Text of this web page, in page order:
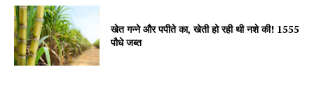
Subscription Plans
My account
खेत गन्ने और पपीते का, खेती हो रही थी नशे की! 1555
पौधे जब्त